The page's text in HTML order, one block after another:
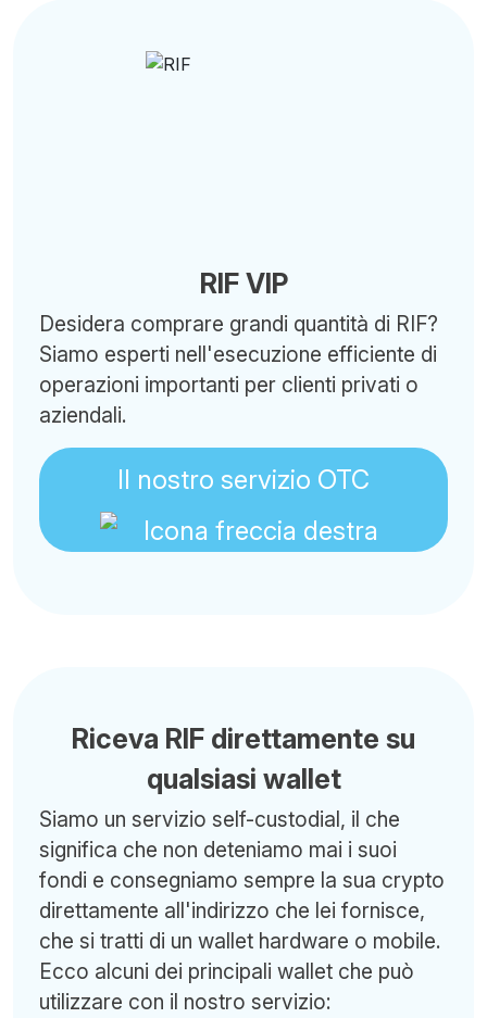
RIF VIP
Desidera comprare grandi quantità di RIF?
Siamo esperti nell'esecuzione efficiente di
operazioni importanti per clienti privati o
aziendali.
Il nostro servizio OTC
Riceva RIF direttamente su
qualsiasi wallet
Siamo un servizio self-custodial, il che
significa che non deteniamo mai i suoi
fondi e consegniamo sempre la sua crypto
direttamente all'indirizzo che lei fornisce,
che si tratti di un wallet hardware o mobile.
Ecco alcuni dei principali wallet che può
utilizzare con il nostro servizio: